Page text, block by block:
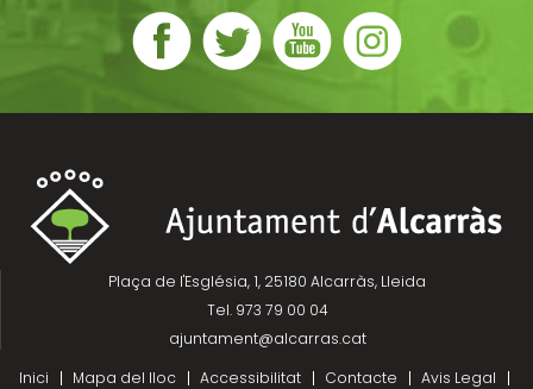
Plaça de l'Església, 1, 25180 Alcarràs, Lleida
Tel. 973 79 00 04
ajuntament@alcarras.cat
Inici
Mapa del lloc Accessibilitat Contacte Avis Legal